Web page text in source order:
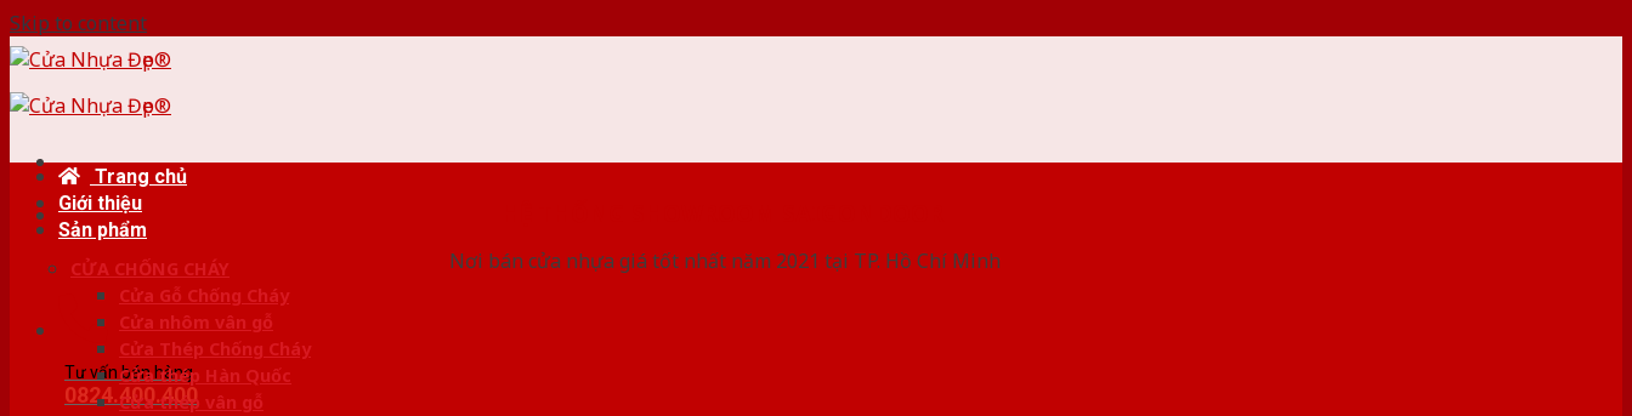
Skip to content
Nơi bán cửa nhựa giá tốt nhất năm 2021 tại TP. Hồ Chí Minh
Tư vấn bán hàng
0824.400.400
Trang chủ
Giới thiệu
Sản phẩm
CỬA CHỐNG CHÁY
Cửa Gỗ Chống Cháy
Cửa nhôm vân gỗ
Cửa Thép Chống Cháy
Cửa thép Hàn Quốc
Cửa thép vân gỗ